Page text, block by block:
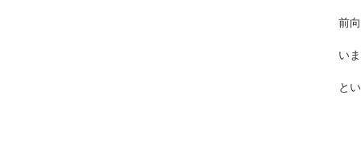
前
い
と